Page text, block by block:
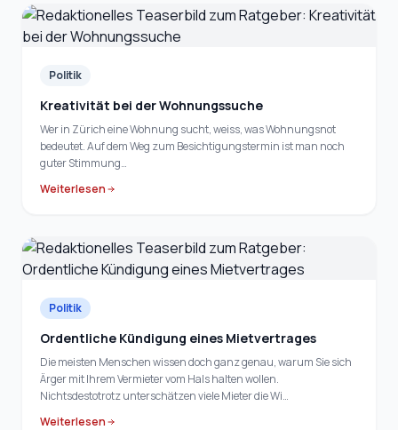
Politik
Kreativität bei der Wohnungssuche
Wer in Zürich eine Wohnung sucht, weiss, was Wohnungsnot
bedeutet. Auf dem Weg zum Besichtigungstermin ist man noch
guter Stimmung…
Weiterlesen
Politik
Ordentliche Kündigung eines Mietvertrages
Die meisten Menschen wissen doch ganz genau, warum Sie sich
Ärger mit Ihrem Vermieter vom Hals halten wollen.
Nichtsdestotrotz unterschätzen viele Mieter die Wi…
Weiterlesen